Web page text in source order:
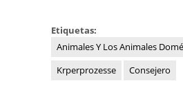
Etiquetas:
Animales Y Los Animales
Krperprozesse
Consejero